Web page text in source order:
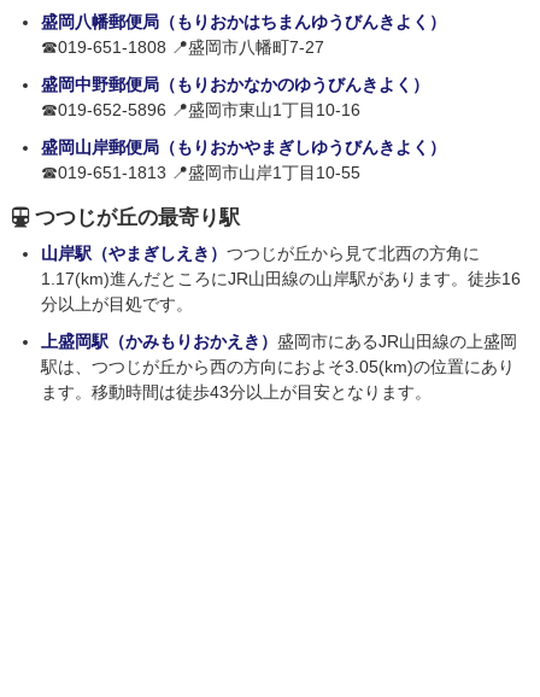
盛岡八幡郵便局（もりおかはちまんゆうびんきよく）
☎019-651-1808 📍盛岡市八幡町7-27
盛岡中野郵便局（もりおかなかのゆうびんきよく）
☎019-652-5896 📍盛岡市東山1丁目10-16
盛岡山岸郵便局（もりおかやまぎしゆうびんきよく）
☎019-651-1813 📍盛岡市山岸1丁目10-55
つつじが丘の最寄り駅
山岸駅（やまぎしえき） つつじが丘から見て北西の方角に
1.17(km)進んだところにJR山田線の山岸駅があります。徒歩16
分以上が目処です。
上盛岡駅（かみもりおかえき） 盛岡市にあるJR山田線の上盛岡
駅は、つつじが丘から西の方向におよそ3.05(km)の位置にあり
ます。移動時間は徒歩43分以上が目安となります。